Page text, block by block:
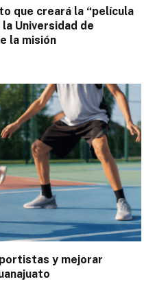
que creará la “película
Universidad de
la misión
y mejorar